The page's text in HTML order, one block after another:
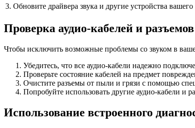
3. Обновите драйвера звука и другие устройства
Проверка аудио-кабелей и разъемов
Чтобы исключить возможные проблемы со звуком в
Убедитесь, что все аудио-кабели надежно
Проверьте состояние кабелей на предмет
Очистите разъемы от пыли и грязи с помощью
Попробуйте использовать другие аудио-кабели
Использование встроенного